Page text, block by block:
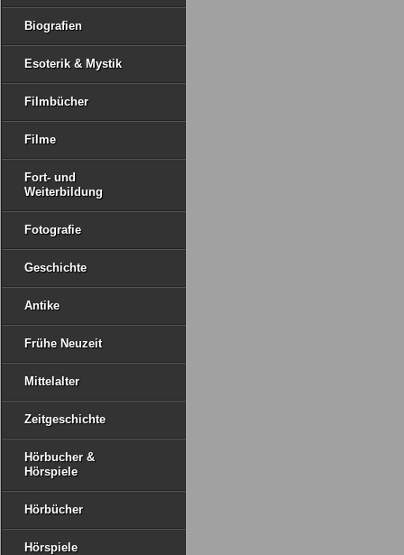
Biografien
Esoterik & Mystik
Filmbücher
Filme
Fort- und
Weiterbildung
Fotografie
Geschichte
Antike
Frühe Neuzeit
Mittelalter
Zeitgeschichte
Hörbucher &
Hörspiele
Hörbücher
Hörspiele